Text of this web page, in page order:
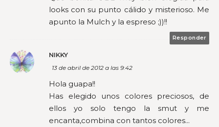
looks con su punto cálido y misterioso. Me
apunto la Mulch y la espreso ;))!!
Responder
NIKKY
13 de abril de 2012 a las 9:42
Hola guapa!!
Has elegido unos colores preciosos, de
ellos yo solo tengo la smut y me
encanta,combina con tantos colores...